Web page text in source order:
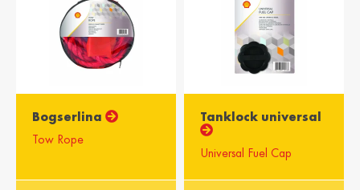
Bogserlina
Tow Rope
Tanklock universal
Universal Fuel Cap